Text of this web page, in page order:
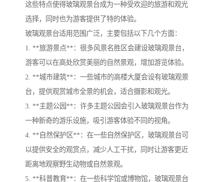
这些特点使得玻璃观景台成为一种受欢迎的旅游和观光
选择，同时也为游客提供了特的体验。
玻璃观景台适用范围广泛，主要包括以下几个方面：
1. **旅游景点**：很多风景名胜区会建设玻璃观景台，
游客可以在高处欣赏美丽的自然景观，增加游览体验。
2. **城市建筑**：一些城市的高楼大厦会设有玻璃观景
台，提供观赏城市全景的机会，适合摄影和观光。
3. **主题公园**：许多主题公园会引入玻璃观景台作为
一种新奇的游乐设施，吸引游客体验不同的视角。
4. **自然保护区**：在一些自然保护区，玻璃观景台可
以提供安全的观赏点，减少人工干扰，同时让游客更近
距离地观察野生动物或自然景观。
5. **科普教育**：在一些科学馆或博物馆，玻璃观景台